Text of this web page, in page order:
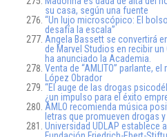
su casa, según una fuente
“Un lujo microscópico: El
desafía la escala”
Angela Bassett se convertirá
de Marvel Studios en recibir
ha anunciado la Academia.
Venta de “AMLITO” parlante,
López Obrador
“El auge de las drogas
¿un impulso para el éxito
AMLO recomienda música
letras que promueven drogas
Universidad UDLAP establece